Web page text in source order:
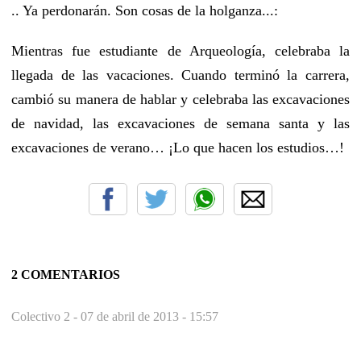
.. Ya perdonarán. Son cosas de la holganza...:
Mientras fue estudiante de Arqueología, celebraba la
llegada de las vacaciones. Cuando terminó la carrera,
cambió su manera de hablar y celebraba las excavaciones
de navidad, las excavaciones de semana santa y las
excavaciones de verano… ¡Lo que hacen los estudios…!
2 COMENTARIOS
Colectivo 2 - 07 de abril de 2013 - 15:57